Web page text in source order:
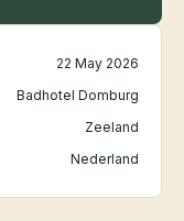
22 May 2026
Badhotel Domburg
Zeeland
Nederland